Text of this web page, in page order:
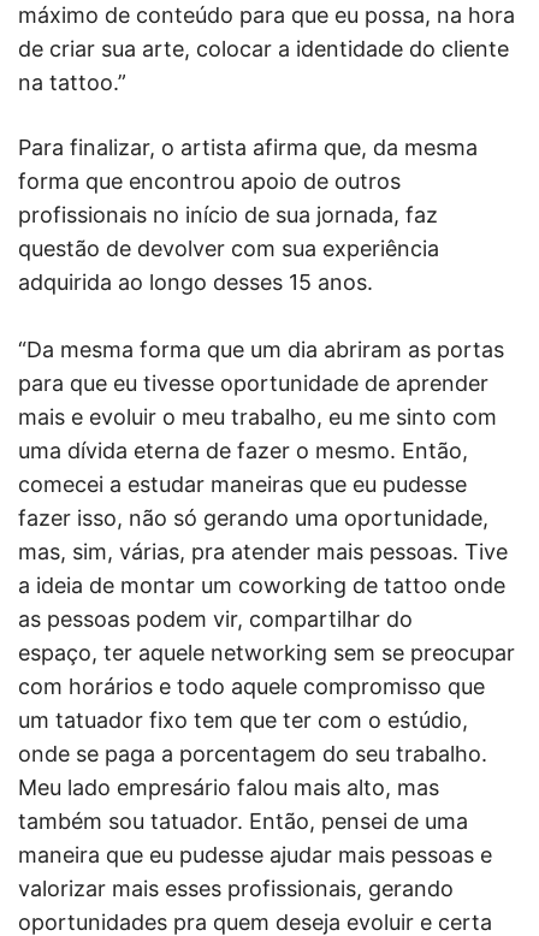
máximo de conteúdo para que eu possa, na hora
de criar sua arte, colocar a identidade do cliente
na tattoo.”
Para finalizar, o artista afirma que, da mesma
forma que encontrou apoio de outros
profissionais no início de sua jornada, faz
questão de devolver com sua experiência
adquirida ao longo desses 15 anos.
“Da mesma forma que um dia abriram as portas
para que eu tivesse oportunidade de aprender
mais e evoluir o meu trabalho, eu me sinto com
uma dívida eterna de fazer o mesmo. Então,
comecei a estudar maneiras que eu pudesse
fazer isso, não só gerando uma oportunidade,
mas, sim, várias, pra atender mais pessoas. Tive
a ideia de montar um coworking de tattoo onde
as pessoas podem vir, compartilhar do
espaço, ter aquele networking sem se preocupar
com horários e todo aquele compromisso que
um tatuador fixo tem que ter com o estúdio,
onde se paga a porcentagem do seu trabalho.
Meu lado empresário falou mais alto, mas
também sou tatuador. Então, pensei de uma
maneira que eu pudesse ajudar mais pessoas e
valorizar mais esses profissionais, gerando
oportunidades pra quem deseja evoluir e certa